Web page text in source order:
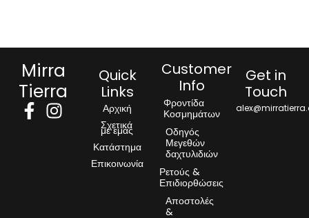
Mirra
Tierra
Quick
Links
Αρχική
Σχετικά
με εμάς
Κατάστημα
Επικοινωνία
Customer
Info
Φροντίδα
Κοσμημάτων
Οδηγός
Μεγεθών
δαχτυλιδιών
Ρετούς &
Επιδιορθώσεις
Αποστολές
&
Get in
Touch